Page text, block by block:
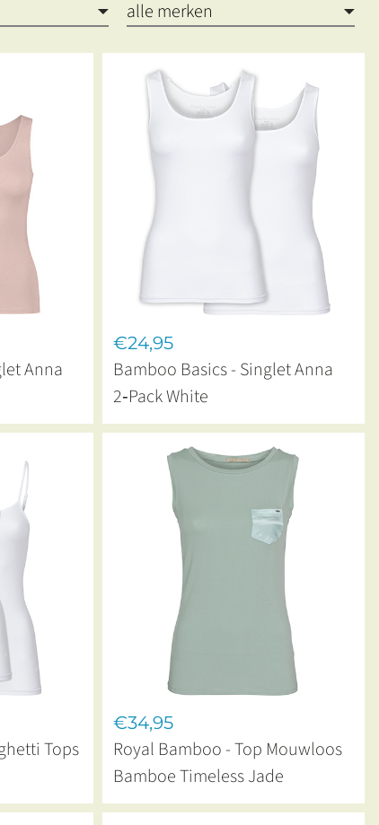
Anna
€24,95
Bamboo Basics - Singlet Anna
2‑Pack White
Tops
€34,95
Royal Bamboo - Top Mouwloos
Bamboe Timeless Jade